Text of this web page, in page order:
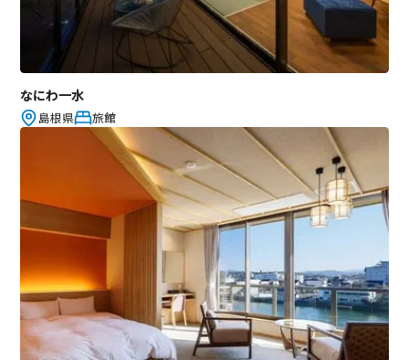
なにわ一水
島根県 旅館